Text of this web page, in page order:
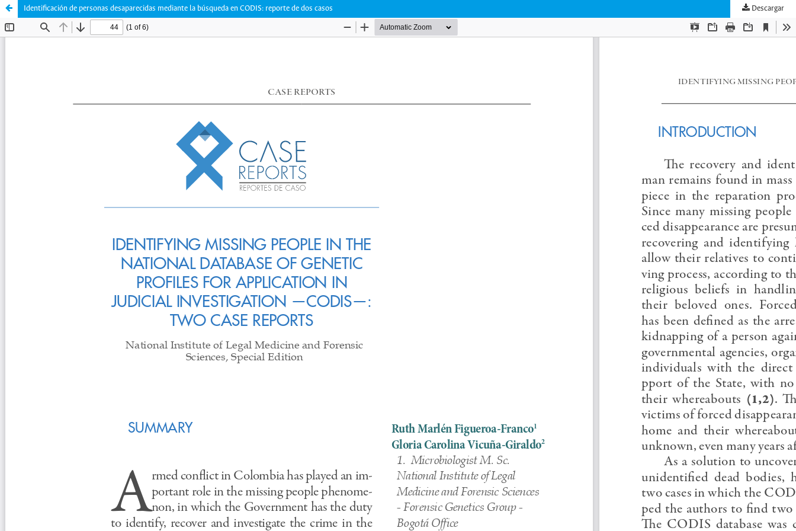
Identificación de personas desaparecidas mediante la búsqueda en CODIS: reporte de dos casos Descargar